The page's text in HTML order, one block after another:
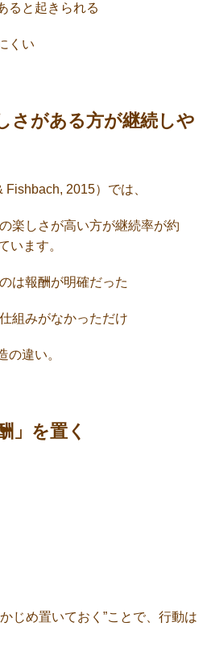
ると起きられる
くい
さがある方が継続しや
2015）では、
楽しさが高い方が継続率が約
います。
は報酬が明確だった
組みがなかっただけ
の違い。
」を置く
じめ置いておく”ことで、行動は